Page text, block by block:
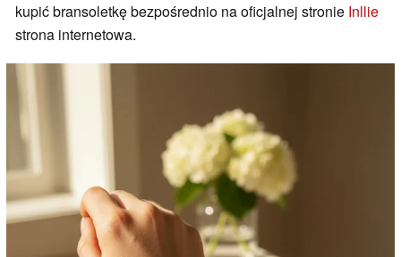
kupić bransoletkę bezpośrednio na oficjalnej stronie Inllie
strona internetowa.